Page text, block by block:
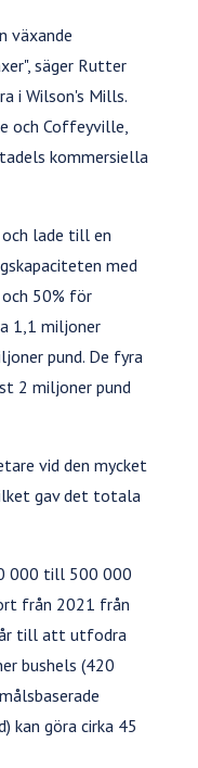
växande
säger Rutter
i Wilson's Mills.
och Coffeyville,
kommersiella
lade till en
med
50% för
1,1 miljoner
pund. De fyra
2 miljoner pund
vid den mycket
gav det totala
000 till 500 000
från 2021 från
till att utfodra
bushels (420
kan göra cirka 45